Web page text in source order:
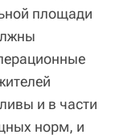
площади
и в части
норм, и